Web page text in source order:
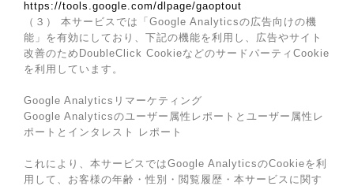
https://tools.google.com/dlpage/gaoptout
（３） 本サービスでは「Google Analyticsの広告向けの機
能」を有効にしており、下記の機能を利用し、広告やサイト
改善のためDoubleClick CookieなどのサードパーティCookie
を利用しています。
Google Analyticsリマーケティング
Google Analyticsのユーザー属性レポートとユーザー属性レ
ポートとインタレスト レポート
これにより、本サービスではGoogle AnalyticsのCookieを利
用して、お客様の年齢・性別・閲覧履歴・本サービスに関す